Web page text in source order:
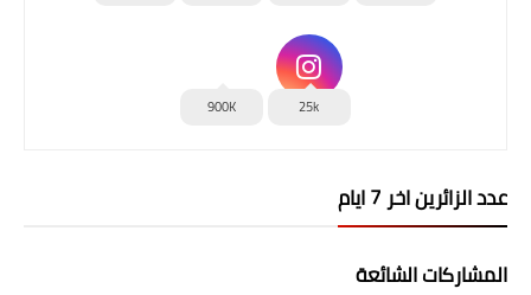
25k
900K
عدد الزائرين اخر 7 ايام
المشاركات الشائعة